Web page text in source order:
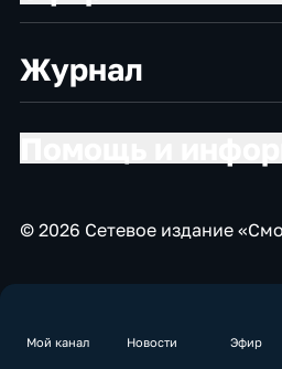
Мой канал Новости Эфир
Журнал
© 2026 Сетевое издание